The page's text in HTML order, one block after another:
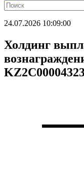
24.07.2026 10:09:00
Холдинг